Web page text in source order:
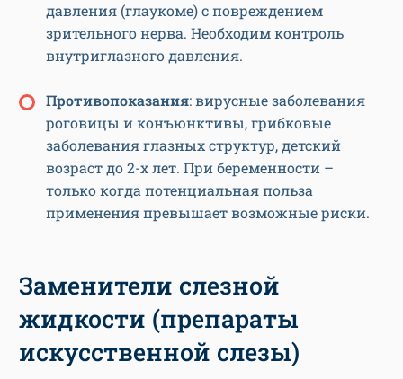
давления (глаукоме) с повреждением
зрительного нерва. Необходим контроль
внутриглазного давления.
Противопоказания: вирусные заболевания
роговицы и конъюнктивы, грибковые
заболевания глазных структур, детский
возраст до 2-х лет. При беременности –
только когда потенциальная польза
применения превышает возможные риски.
Заменители слезной
жидкости (препараты
искусственной слезы)